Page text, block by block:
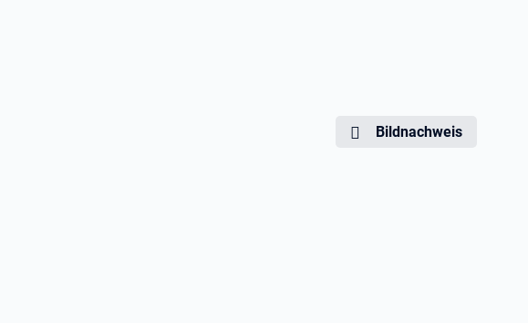
Bildnachweis